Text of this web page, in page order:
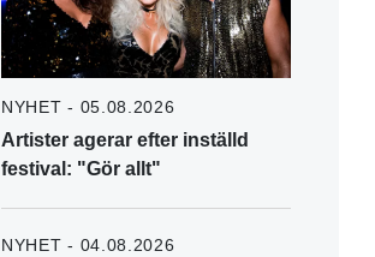
NYHET - 05.08.2026
Artister agerar efter inställd
festival: "Gör allt"
NYHET - 04.08.2026